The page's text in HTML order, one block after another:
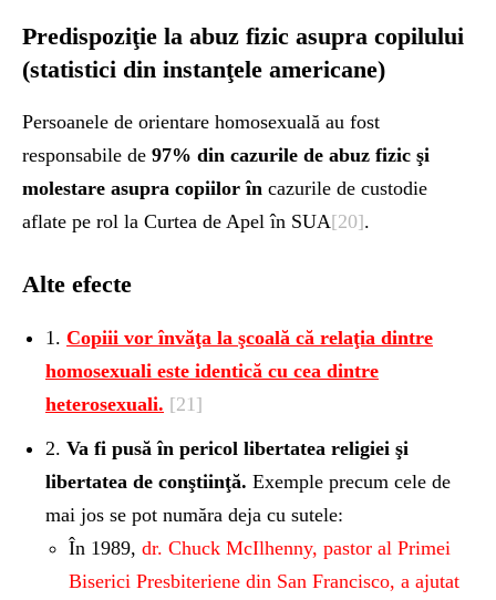
Predispoziţie la abuz fizic asupra copilului
(statistici din instanţele americane)
Persoanele de orientare homosexuală au fost
responsabile de 97% din cazurile de abuz fizic şi
molestare asupra copiilor în cazurile de custodie
aflate pe rol la Curtea de Apel în SUA[20].
Alte efecte
1. Copiii vor învăţa la şcoală că relaţia dintre
homosexuali este identică cu cea dintre
heterosexuali. [21]
2. Va fi pusă în pericol libertatea religiei şi
libertatea de conştiinţă. Exemple precum cele de
mai jos se pot număra deja cu sutele:
În 1989, dr. Chuck McIlhenny, pastor al Primei
Biserici Presbiteriene din San Francisco, a ajutat